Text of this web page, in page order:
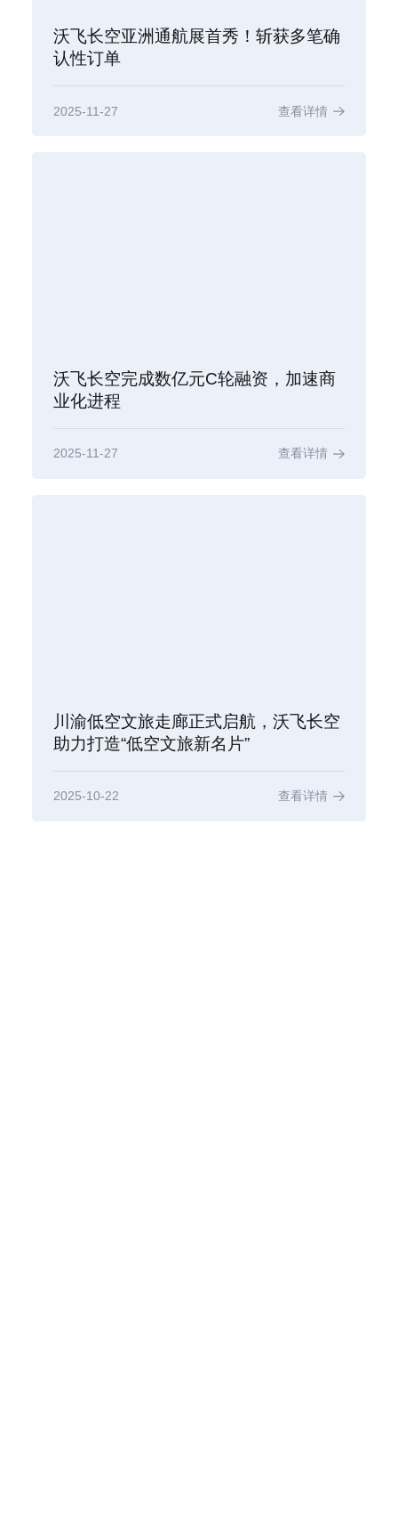
沃飞长空亚洲通航展首秀！斩获多笔确
认性订单
2025-11-27 查看详情
沃飞长空完成数亿元C轮融资，加速商
业化进程
2025-11-27 查看详情
川渝低空文旅走廊正式启航，沃飞长空
助力打造“低空文旅新名片”
2025-10-22 查看详情